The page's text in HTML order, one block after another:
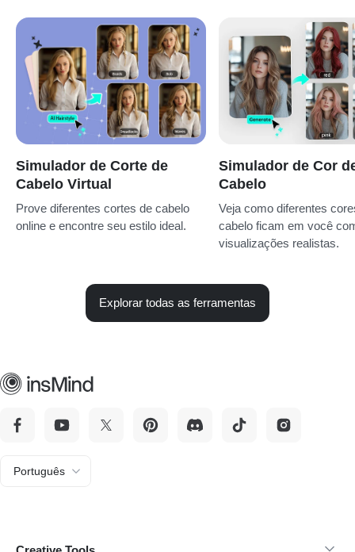
Simulador de Corte de
Cabelo Virtual
Prove diferentes cortes de cabelo
online e encontre seu estilo ideal.
Simulador de Cor
Cabelo
Veja como diferentes
cabelo ficam em você
visualizações realistas.
Explorar todas as ferramentas
Português